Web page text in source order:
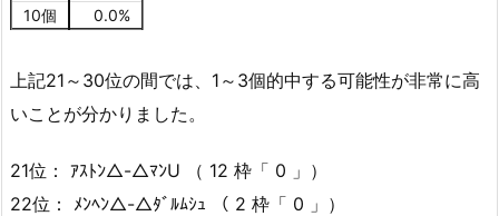
10個
0.0%
上記21～30位の間では、1～3個的中する可能性が非常に高
いことが分かりました。
21位： ｱｽﾄﾝ△-△ﾏﾝU （ 12 枠「 0 」）
22位： ﾒﾝﾍﾝ△-△ﾀﾞﾙﾑｼｭ （ 2 枠「 0 」）